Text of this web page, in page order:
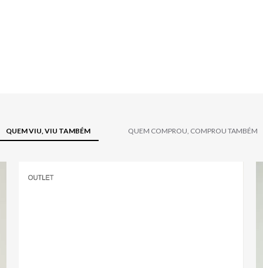
QUEM VIU, VIU TAMBÉM QUEM COMPROU, COMPROU TAMBÉM